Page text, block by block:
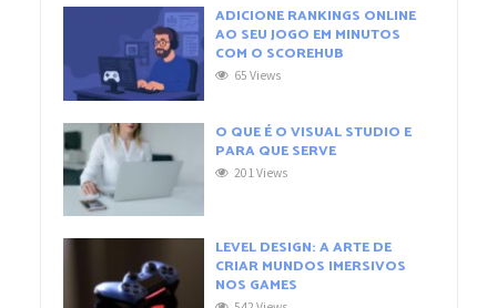
ADICIONE RANKINGS ONLINE
AO SEU JOGO EM MINUTOS
COM O SCOREHUB
65 Views
O QUE É O VISUAL STUDIO E
PARA QUE SERVE
201 Views
LEVEL DESIGN: A ARTE DE
CRIAR MUNDOS IMERSIVOS
NOS GAMES